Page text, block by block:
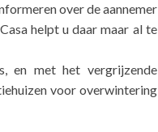
over de aannemer
helpt u daar maar al te
en met het vergrijzende
voor overwintering